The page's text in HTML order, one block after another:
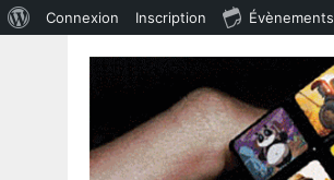
Connexion Inscription Évènements